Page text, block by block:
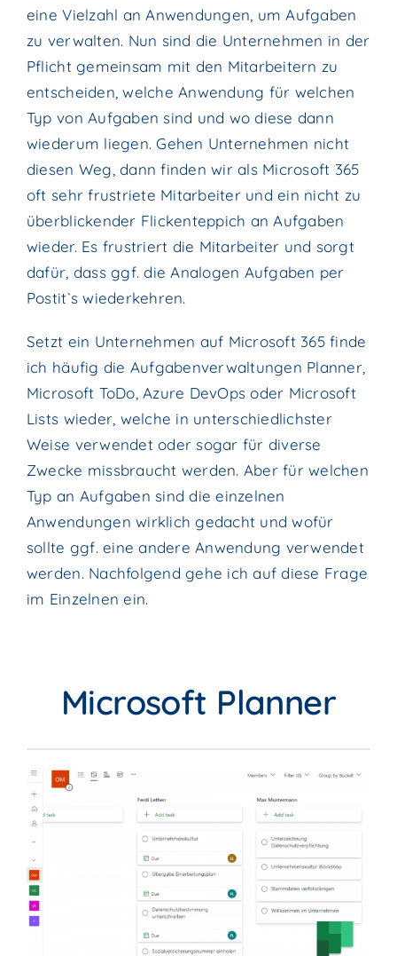
eine Vielzahl an Anwendungen, um Aufgaben
zu verwalten. Nun sind die Unternehmen in der
Pflichtgemeinsam mit den Mitarbeitern zu
entscheiden, welche Anwendung für welchen
Typ von Aufgaben sind und wo diese dann
wiederum liegen. Gehen Unternehmen nicht
diesen Weg, dann finden wir als Microsoft 365
oft sehr frustriete Mitarbeiter und ein nicht zu
überblickender Flickenteppich an Aufgaben
wieder. Es frustriert die Mitarbeiter und sorgt
dafür, dass ggf. die Analogen Aufgaben per
Postit`swiederkehren.
Setzt ein Unternehmen auf Microsoft 365 finde
ich häufig die Aufgabenverwaltungen Planner,
Microsoft ToDo, Azure DevOps oder Microsoft
Lists wieder, welche in unterschiedlichster
Weise verwendet oder sogar für diverse
Zwecke missbraucht werden. Aber für welchen
Typ an Aufgaben sind die einzelnen
Anwendungen wirklich gedacht und wofür
sollte ggf. eine andere Anwendung verwendet
werden. Nachfolgend gehe ich auf diese Frage
im Einzelnen ein.
Microsoft Planner